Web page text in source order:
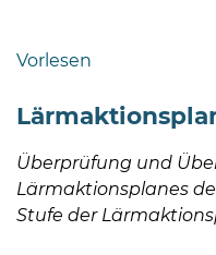
Bleeck 15-
24576 Bad
04192-
506-
Vorlesen
Überprüfung und
Lärmaktionsplanes
Stufe der